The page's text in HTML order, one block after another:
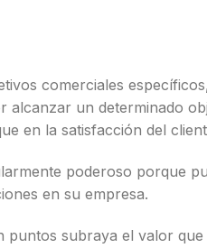
comerciales
un determinado
en la satisfacción del
poderoso porque
en su empresa.
puntos subraya el valor